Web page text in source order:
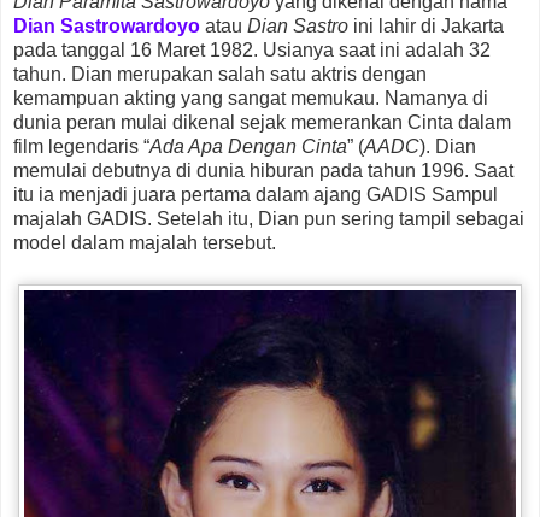
Dian Sastrowardoyo atau Dian Sastro ini lahir di Jakarta
pada tanggal 16 Maret 1982. Usianya saat ini adalah 32
tahun. Dian merupakan salah satu aktris dengan
kemampuan akting yang sangat memukau. Namanya di
dunia peran mulai dikenal sejak memerankan Cinta dalam
film legendaris “Ada Apa Dengan Cinta” (AADC). Dian
memulai debutnya di dunia hiburan pada tahun 1996. Saat
itu ia menjadi juara pertama dalam ajang GADIS Sampul
majalah GADIS. Setelah itu, Dian pun sering tampil sebagai
model dalam majalah tersebut.